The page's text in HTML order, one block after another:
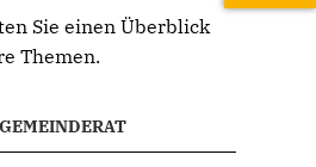
Sie einen Überblick
Themen.